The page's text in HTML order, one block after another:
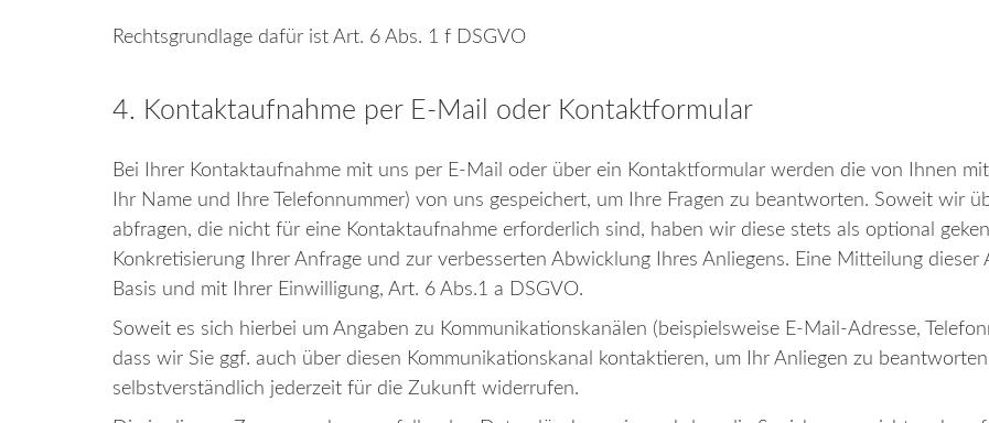
Rechtsgrundlage dafür ist Art. 6 Abs. 1 f DSGVO
4. Kontaktaufnahme per E-Mail oder Kontaktformular
Bei Ihrer Kontaktaufnahme mit uns per E-Mail oder über ein Kontaktformular werden die von Ihnen
Ihr Name und Ihre Telefonnummer) von uns gespeichert, um Ihre Fragen zu beantworten. Soweit wir
abfragen, die nicht für eine Kontaktaufnahme erforderlich sind, haben wir diese stets als optional
Konkretisierung Ihrer Anfrage und zur verbesserten Abwicklung Ihres Anliegens. Eine Mitteilung
Basis und mit Ihrer Einwilligung, Art. 6 Abs.1 a DSGVO.
Soweit es sich hierbei um Angaben zu Kommunikationskanälen (beispielsweise E-Mail-Adresse,
dass wir Sie ggf. auch über diesen Kommunikationskanal kontaktieren, um Ihr Anliegen zu
selbstverständlich jederzeit für die Zukunft widerrufen.